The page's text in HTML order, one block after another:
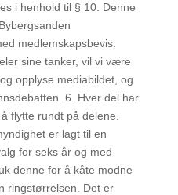
i henhold til § 10. Denne
medlemskapsbevis.
sine tanker, vil vi være
opplyse mediabildet, og
6. Hver del har
flytte rundt på delene.
er lagt til en
for seks år og med
denne for å kåte modne
ringstørrelsen. Det er